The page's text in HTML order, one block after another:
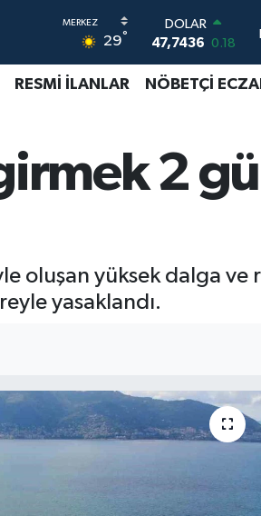
29°
DOLAR
47,7436 0.18
EURO
55,2510 0.32
6660.55
0.03
BİST100
13.779 -14
RESMİ İLANLAR NÖBETÇİ
2
yüksek dalga ve
yasaklandı.